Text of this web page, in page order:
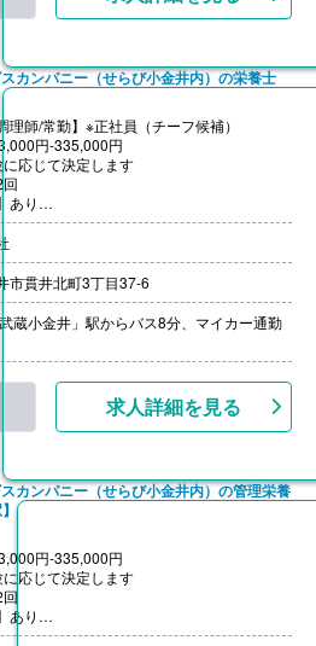
:上限30,000円/月
（年1回）
カンパニー（せらび小金井内）の栄養士
理師/常勤】※正社員（チーフ候補）
円-335,000円
応じて決定します
回
あり
:上限30,000円/月
:片道2km以上（ガソリン代は規定内支
（年1回）
り
理師/常勤】※正社員
円-292,500円
り
:上限30,000円/月
（年1回）
り
市貫井北町3丁目37-6
蔵小金井」駅からバス8分、マイカー通勤
求人詳細を見る
カンパニー（せらび小金井内）の管理栄養
円-335,000円
応じて決定します
回
あり
:上限30,000円/月